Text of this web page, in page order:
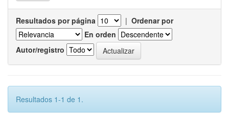
Resultados por página | Ordenar por
En orden
Autor/registro
Resultados 1-1 de 1.